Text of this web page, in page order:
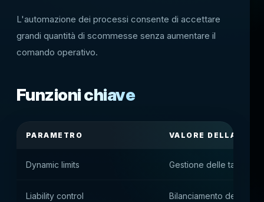
L'automazione dei processi consente di accettare
grandi quantità di scommesse senza aumentare il
comando operativo.
Funzioni chiave
PARAMETRO VALORE DELLA
Dynamic limits Gestione delle tariffe
Liability control Bilanciamento delle